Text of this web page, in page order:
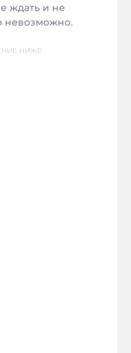
ждать и не
невозможно.
НИЖЕ